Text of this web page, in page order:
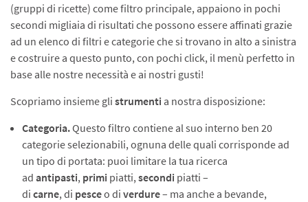
(gruppi di ricette) come filtro principale, appaiono in pochi
secondi migliaia di risultati che possono essere affinati grazie
ad un elenco di filtri e categorie che si trovano in alto a sinistra
e costruire a questo punto, con pochi click, il menù perfetto in
base alle nostre necessità e ai nostri gusti!
Scopriamo insieme gli strumenti a nostra disposizione:
Categoria.Questo filtro contiene al suo interno ben 20
categorie selezionabili, ognuna delle quali corrisponde ad
un tipo di portata: puoi limitare la tua ricerca
ad antipasti, primi piatti, secondi piatti –
di carne, di pesceo di verdure– ma anche a bevande,